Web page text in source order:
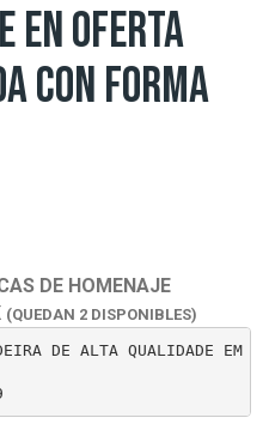
EN OFERTA
CON FORMA
DE HOMENAJE
(QUEDAN 2 DISPONIBLES)
DE ALTA QUALIDADE EM